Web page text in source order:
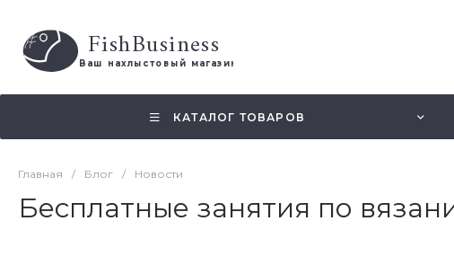
FishBusiness
Ваш нахлыстовый магазин
КАТАЛОГ ТОВАРОВ
Главная / Блог / Новости
Бесплатные занятия по